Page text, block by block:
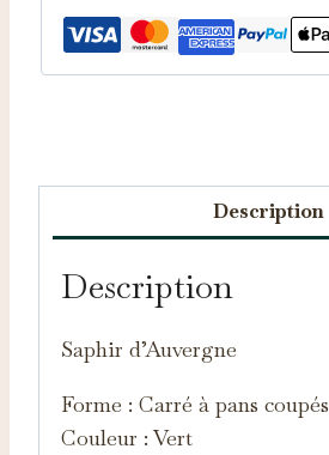
Description
Description
Saphir d’Auvergne
Forme : Carré à pans coupés
Couleur : Vert